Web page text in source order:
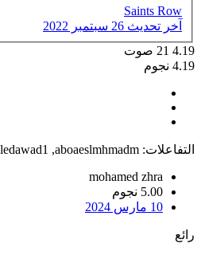
Saints Row
آخر تحديث 26 سبتمبر 2022
4.19
21 صوت
4.19 نجوم
التفاعلات: aboaeslmhmadm
,
mohamed zhra
5.00 نجوم
10 مارس 2024
رائع